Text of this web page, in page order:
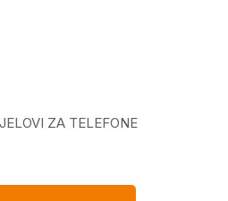
ZA TELEFONE